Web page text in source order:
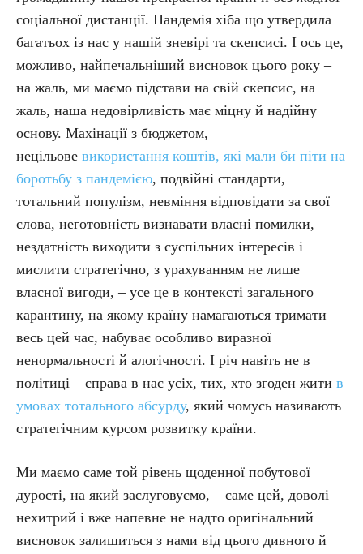
соціальної дистанції. Пандемія хіба що утвердила
багатьох із нас у нашій зневірі та скепсисі. І ось це,
можливо, найпечальніший висновок цього року –
на жаль, ми маємо підстави на свій скепсис, на
жаль, наша недовірливість має міцну й надійну
основу. Махінації з бюджетом,
нецільове використання коштів, які мали би піти на
боротьбу з пандемією, подвійні стандарти,
тотальний популізм, невміння відповідати за свої
слова, неготовність визнавати власні помилки,
нездатність виходити з суспільних інтересів і
мислити стратегічно, з урахуванням не лише
власної вигоди, – усе це в контексті загального
карантину, на якому країну намагаються тримати
весь цей час, набуває особливо виразної
ненормальності й алогічності. І річ навіть не в
політиці – справа в нас усіх, тих, хто згоден жити в
умовах тотального абсурду, який чомусь називають
стратегічним курсом розвитку країни.
Ми маємо саме той рівень щоденної побутової
дурості, на який заслуговуємо, – саме цей, доволі
нехитрий і вже напевне не надто оригінальний
висновок залишиться з нами від цього дивного й